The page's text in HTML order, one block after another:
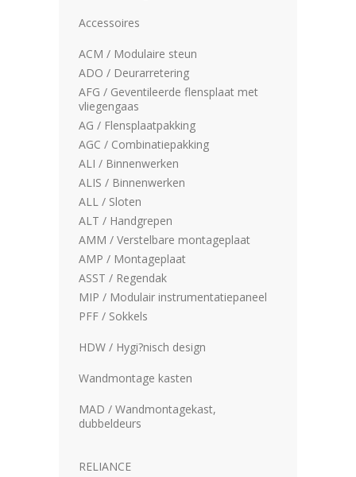
Accessoires
ACM / Modulaire steun
ADO / Deurarretering
AFG / Geventileerde flensplaat met
vliegengaas
AG / Flensplaatpakking
AGC / Combinatiepakking
ALI / Binnenwerken
ALIS / Binnenwerken
ALL / Sloten
ALT / Handgrepen
AMM / Verstelbare montageplaat
AMP / Montageplaat
ASST / Regendak
MIP / Modulair instrumentatiepaneel
PFF / Sokkels
HDW / Hygi?nisch design
Wandmontage kasten
MAD / Wandmontagekast,
dubbeldeurs
RELIANCE